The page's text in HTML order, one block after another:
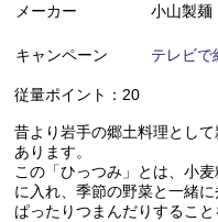
メーカー 小山製麺
キャンペーン テレビで
従量ポイント：20
昔より岩手の郷土料理とし
あります。
この「ひっつみ」とは、小
に入れ、季節の野菜と一緒
ぱったりつまんだりするこ